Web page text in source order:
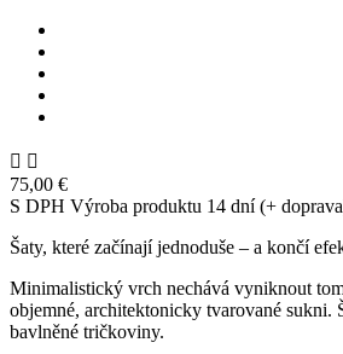
 
75,00 €
S DPH Výroba produktu 14 dní (+
Šaty, které začínají jednoduše – a končí
Minimalistický vrch nechává vyniknout
objemné, architektonicky tvarované sukni.
bavlněné tričkoviny.